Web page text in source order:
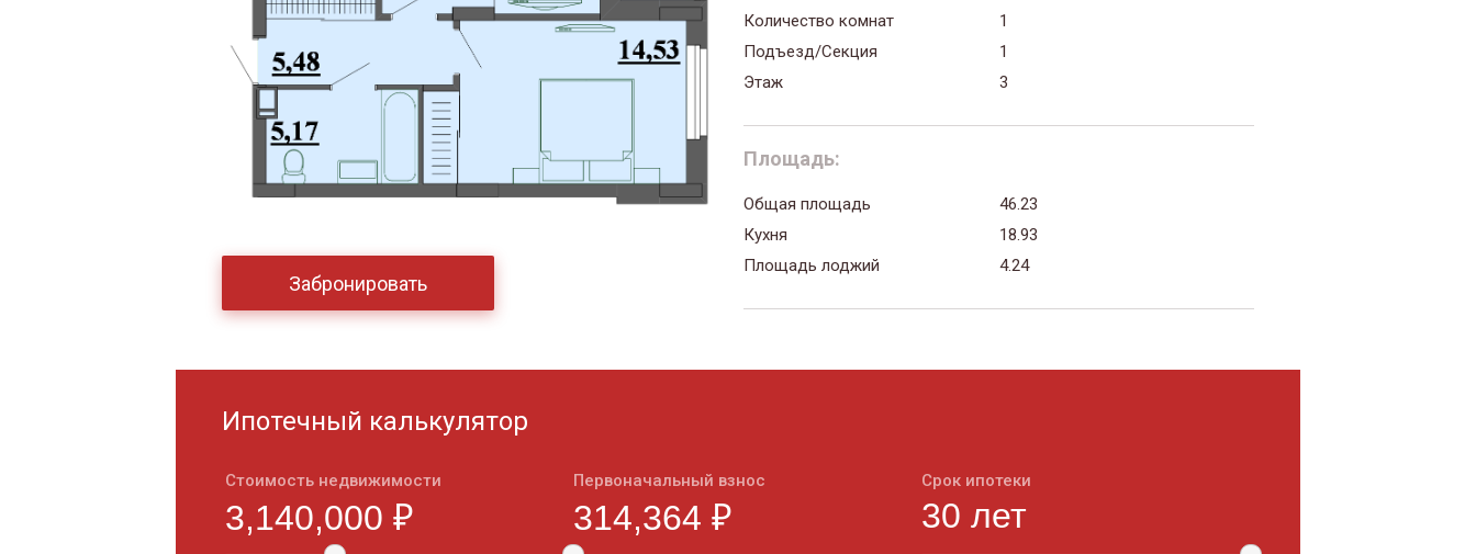
Забронировать
Количество комнат
1
Подъезд/Секция
1
Этаж
3
Площадь:
Общая площадь
46.23
Кухня
18.93
Площадь лоджий
4.24
Ипотечный калькулятор
Стоимость недвижимости Первоначальный взнос Срок ипотеки